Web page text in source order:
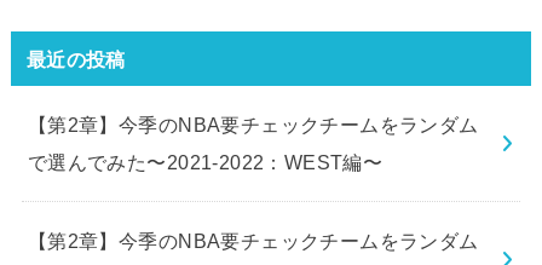
最近の投稿
【第2章】今季のNBA要チェックチームをランダム
で選んでみた〜2021-2022：WEST編〜
【第2章】今季のNBA要チェックチームをランダム